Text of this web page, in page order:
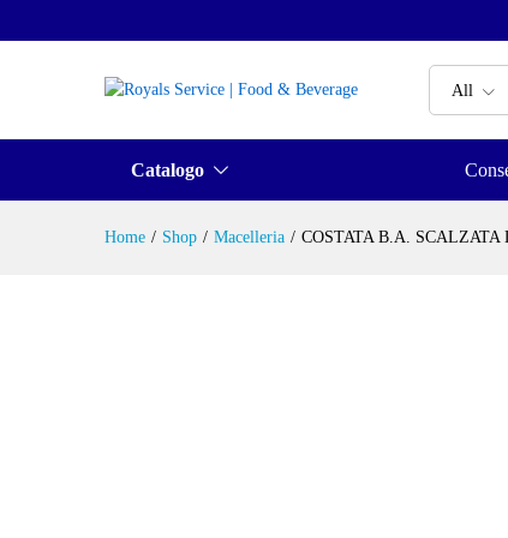
All
Catalogo
Home / Shop / Macelleria / COSTATA B.A.